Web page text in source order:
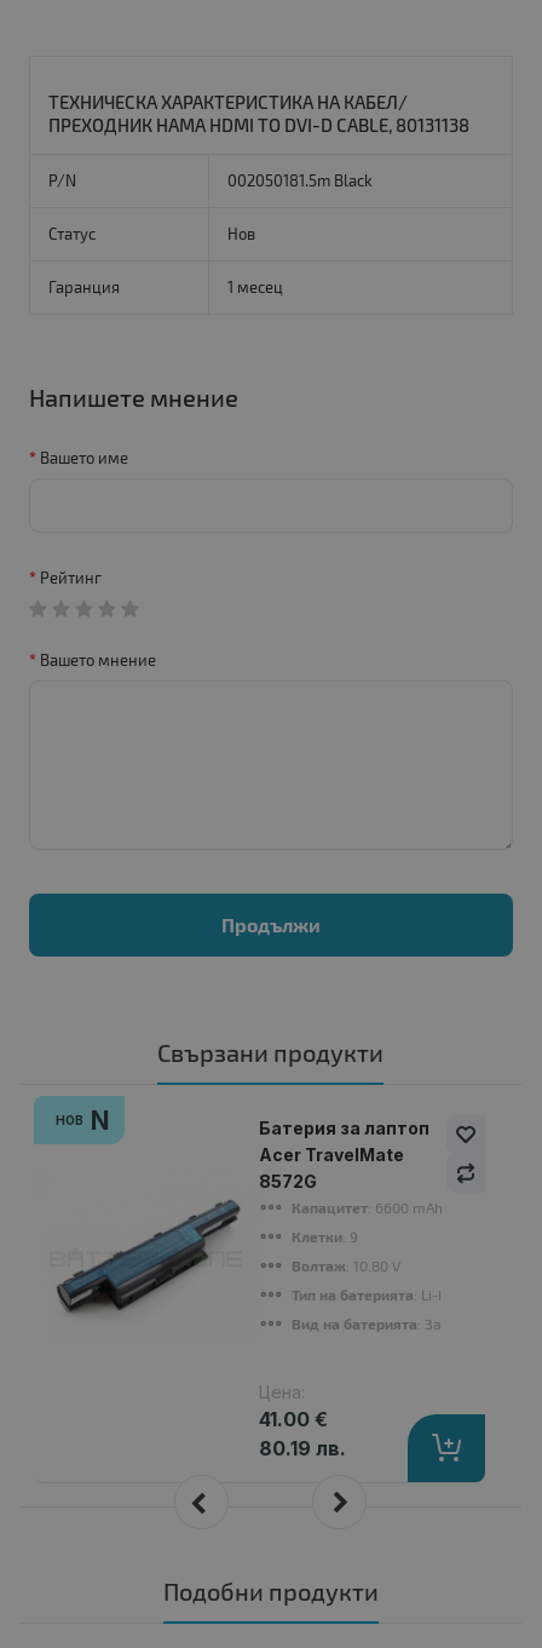
ТЕХНИЧЕСКА ХАРАКТЕРИСТИКА НА КАБЕЛ/
ПРЕХОДНИК HAMA HDMI TO DVI-D CABLE, 80131138
P/N 002050181.5m Black
Статус Нов
Гаранция 1 месец
Напишете мнение
Вашето име
Рейтинг
Вашето мнение
Продължи
Свързани продукти
НОВ N
Батерия за лаптоп
Acer TravelMate
8572G
Капацитет: 6600 mAh
Клетки: 9
Волтаж: 10.80 V
Тип на батерията: Li-Ion
Вид на батерията: Заместител
Цена:
41.00 €
80.19 лв.
Подобни продукти